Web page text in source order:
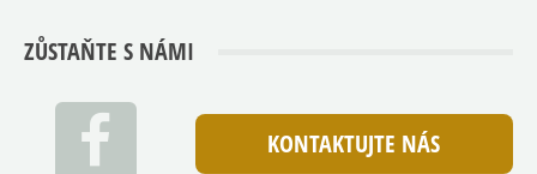
ZŮSTAŇTE S NÁMI
KONTAKTUJTE NÁS